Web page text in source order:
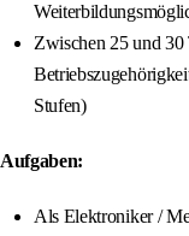
Zwischen 25 und 30
Stufen)
Aufgaben:
Als Elektroniker /